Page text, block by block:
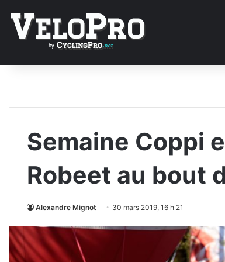
Semaine Coppi
Robeet au bout
Alexandre Mignot 30 mars 2019, 16 h 21